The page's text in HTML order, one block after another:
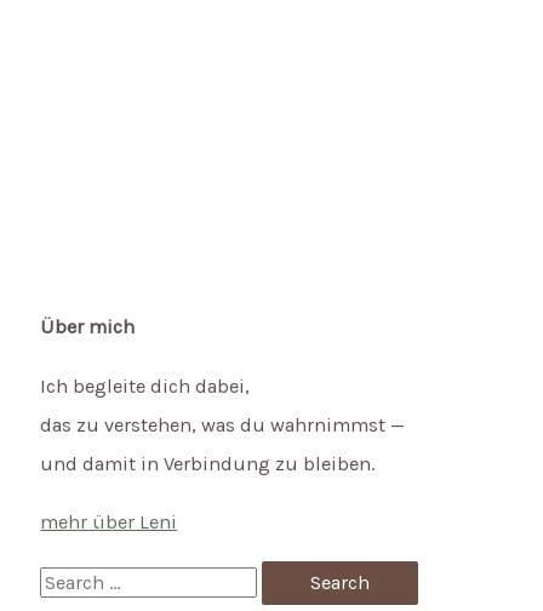
Über mich
Ich begleite dich dabei,
das zu verstehen, was du wahrnimmst —
und damit in Verbindung zu bleiben.
mehr über Leni
S